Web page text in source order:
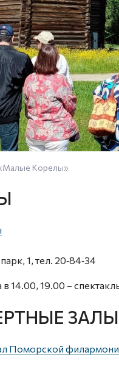
Корелы»
1, тел. 20‑84‑34
в 14.00, 19.00 –
ЗАЛЫ
Поморской